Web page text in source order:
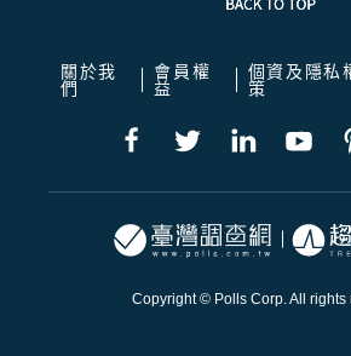
關於我
們
會員權
益
個資及隱私
策
Copyright © Polls Corp. All rights